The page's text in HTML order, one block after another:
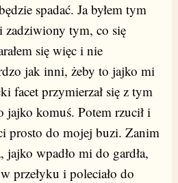
spadać. Ja byłem tym
zadziwiony tym, co się
się więc i nie
jak inni, żeby to jajko mi
facet przymierzał się z tym
komuś. Potem rzucił i
prosto do mojej buzi. Zanim
jajko wpadło mi do gardła,
przełyku i poleciało do